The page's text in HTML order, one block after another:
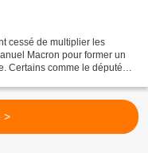
cessé de multiplier les
Macron pour former un
Certains comme le député
>